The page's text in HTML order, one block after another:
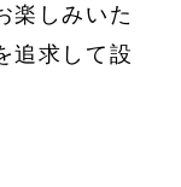
楽しみいた
追求して設